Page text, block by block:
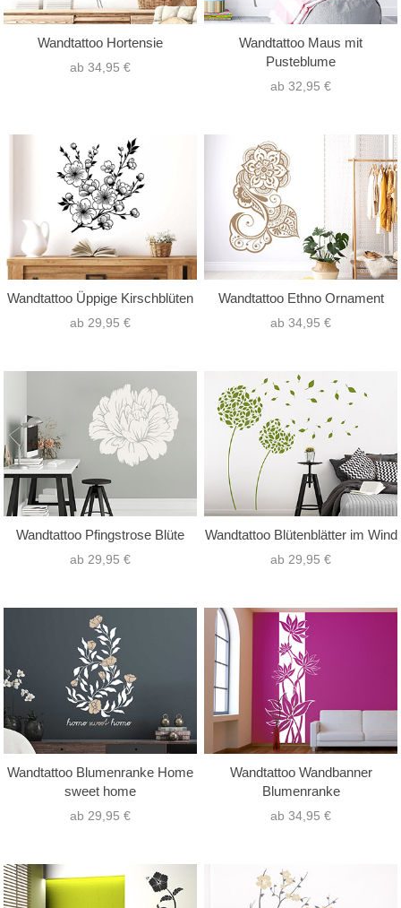
Wandtattoo Hortensie
ab 34,95 €
Wandtattoo Maus mit
Pusteblume
ab 32,95 €
Wandtattoo Üppige Kirschblüten
ab 29,95 €
Wandtattoo Ethno Ornament
ab 34,95 €
Wandtattoo Pfingstrose Blüte
ab 29,95 €
Wandtattoo Blütenblätter im Wind
ab 29,95 €
Wandtattoo Blumenranke Home
sweet home
ab 29,95 €
Wandtattoo Wandbanner
Blumenranke
ab 34,95 €